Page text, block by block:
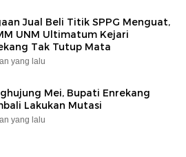
Jual Beli Titik SPPG Menguat,
UNM Ultimatum Kejari
Tak Tutup Mata
yang lalu
Mei, Bupati Enrekang
Lakukan Mutasi
yang lalu